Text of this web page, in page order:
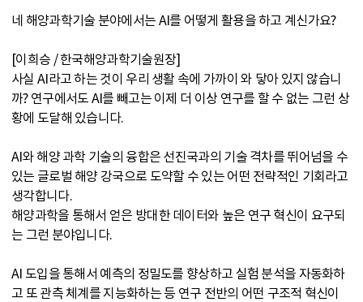
네 해양과학기술 분야에서는 AI를 어떻게 활용을 하고 계신가요?
[이희승 / 한국해양과학기술원장]
사실 AI라고 하는 것이 우리 생활 속에 가까이 와 닿아 있지 않습니
까? 연구에서도 AI를 빼고는 이제 더 이상 연구를 할 수 없는 그런 상
황에 도달해 있습니다.
AI와 해양 과학 기술의 융합은 선진국과의 기술 격차를 뛰어넘을 수
있는 글로벌 해양 강국으로 도약할 수 있는 어떤 전략적인 기회라고
생각합니다.
해양과학을 통해서 얻은 방대한 데이터와 높은 연구 혁신이 요구되
는 그런 분야입니다.
AI 도입을 통해서 예측의 정밀도를 향상하고 실험 분석을 자동화하
고 또 관측 체계를 지능화하는 등 연구 전반의 어떤 구조적 혁신이